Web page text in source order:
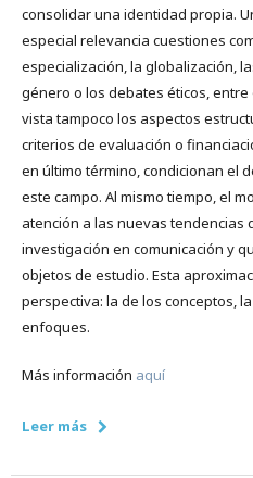
consolidar una identidad propia.
especial relevancia cuestiones
especialización, la globalización,
género o los debates éticos,
vista tampoco los aspectos
criterios de evaluación o
en último término, condicionan el
este campo. Al mismo tiempo, el
atención a las nuevas tendencias
investigación en comunicación y
objetos de estudio. Esta
perspectiva: la de los conceptos,
enfoques.
Más información aquí
Leer más